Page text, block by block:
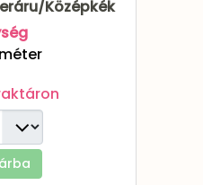
Középkék